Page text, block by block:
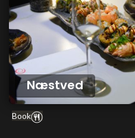
Næstved
Book